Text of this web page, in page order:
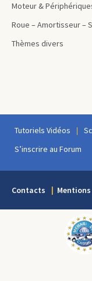
Moteur &
Roue – Amortisseur –
Thèmes divers
Tutoriels Vidéos
S’inscrire au Forum
Contacts